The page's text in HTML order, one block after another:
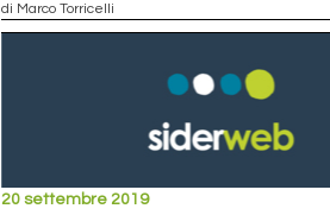
di Marco Torricelli
20 settembre 2019